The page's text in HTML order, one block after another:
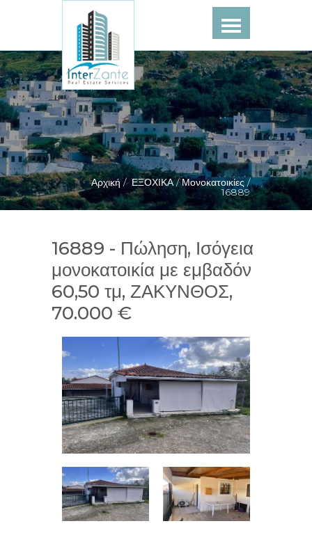
Αρχική / ΕΞΟΧΙΚΑ /Μονοκατοικίες /
16889
16889 - Πώληση, Ισόγεια
μονοκατοικία με εμβαδόν
60,50 τμ, ΖΑΚΥΝΘΟΣ,
70.000 €